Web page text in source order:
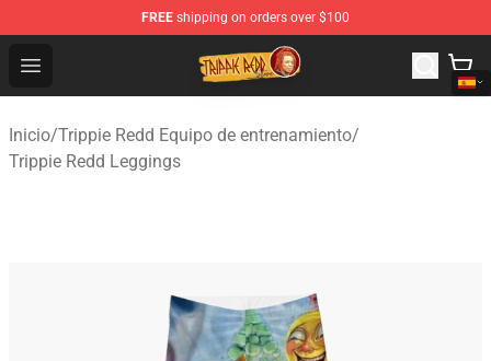
FREE shipping on orders over $100
Open menu
Trippie Redd Store - Official Trippie Redd Merchandise
Inicio/Trippie Redd Equipo de entrenamiento/
Trippie Redd Leggings